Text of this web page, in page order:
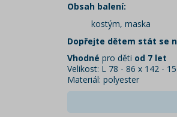
Obsah balení:
kostým, maska
Dopřejte dětem stát se
Vhodné pro děti od 7 let
Velikost: L 78 - 86 x 142 -
Materiál: polyester